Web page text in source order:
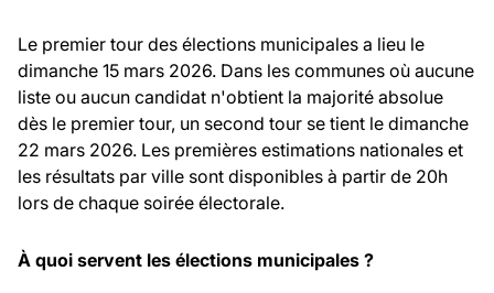
Le premier tour des élections municipales a lieu le
dimanche 15 mars 2026. Dans les communes où aucune
liste ou aucun candidat n'obtient la majorité absolue
dès le premier tour, un second tour se tient le dimanche
22 mars 2026. Les premières estimations nationales et
les résultats par ville sont disponibles à partir de 20h
lors de chaque soirée électorale.
À quoi servent les élections municipales ?